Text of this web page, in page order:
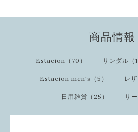
商品情報
Estacion（70） サンダル（
Estacion men's（5） レ
日用雑貨（25） サ